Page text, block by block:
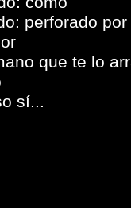
perforado por
que te lo
sí...